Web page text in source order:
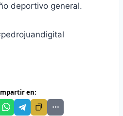
deportivo general.
en: